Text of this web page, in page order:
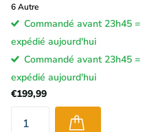
6Autre
Commandé avant 23h45 =
expédié aujourd'hui
Commandé avant 23h45 =
expédié aujourd'hui
€199,99